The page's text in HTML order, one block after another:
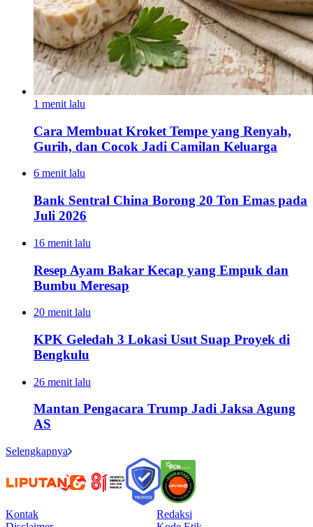
1 menit lalu
Cara Membuat Kroket Tempe yang Renyah,
Gurih, dan Cocok Jadi Camilan Keluarga
6 menit lalu
Bank Sentral China Borong 20 Ton Emas pada
Juli 2026
16 menit lalu
Resep Ayam Bakar Kecap yang Empuk dan
Bumbu Meresap
20 menit lalu
KPK Geledah 3 Lokasi Usut Suap Proyek di
Bengkulu
26 menit lalu
Mantan Pengacara Trump Jadi Jaksa Agung
AS
Selengkapnya
Kontak
Redaksi